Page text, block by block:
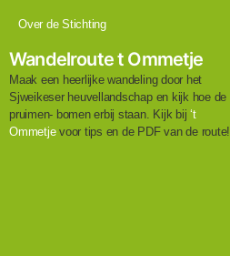
Over de Stichting
Wandelroute t Ommetje
Maak een heerlijke wandeling door het
Sjweikeser heuvellandschap en kijk hoe de
pruimen- bomen erbij staan. Kijk bij‘t
Ommetjevoor tips en de PDF van de route!